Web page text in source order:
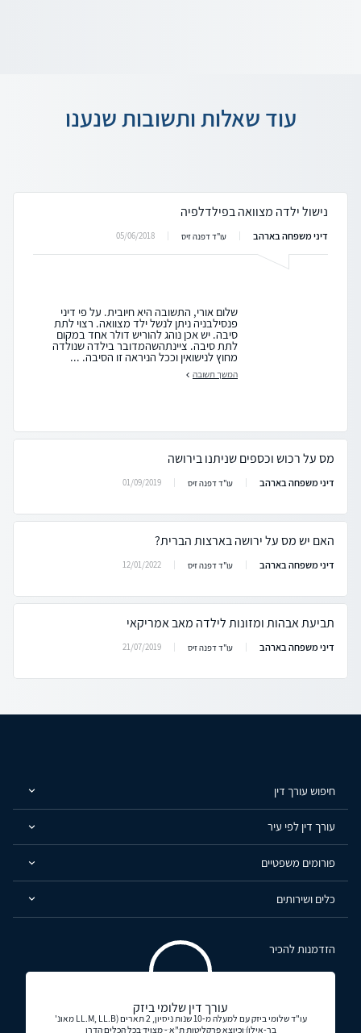
עוד שאלות ותשובות שנענו
נישול ילדה מצוואה בפילדלפיה
דיני משפחה בארהב עו"ד דפנה זיס 05/06/2018
שלום אורי, התשובה היא חיובית. על פי דיני
פנסילבניה ניתן לנשל ילד מצוואה. רצוי לתת
סיבה. יש אכן נוהג להוריש דולר אחד במקום
לתת סיבה. ציינתהשהמדובר בילדה שנולדה
מחוץ לנישואין וככל הניראה זו הסיבה. ...
המשך תשובה
מס על רכוש וכספים שניתנו בירושה
דיני משפחה בארהב עו"ד דפנה זיס 01/09/2019
האם יש מס על ירושה בארצות הברית?
דיני משפחה בארהב עו"ד דפנה זיס 12/01/2022
תביעת אבהות ומזונות לילדה מאב אמריקאי
דיני משפחה בארהב עו"ד דפנה זיס 21/07/2019
חיפוש עורך דין
עורך דין לפי עיר
פורומים משפטיים
כלים ושירותים
הזדמנות להכיר
עורך דין שלומי ביזק
עו"ד שלומי ביזק עם למעלה מ-10 שנות ניסיון, 2 תארים (LL.M, LL.B מאונ'
בר-אילן) וכיוצא פרקליטות ת"א - מצויד בכל הכלים הדרו